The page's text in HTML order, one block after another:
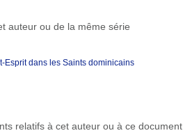
auteur ou de la même série
Esprit dans les Saints dominicains
relatifs à cet auteur ou à ce document